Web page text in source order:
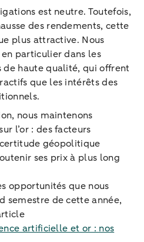
est neutre. Toutefois,
des rendements, cette
plus attractive. Nous
particulier dans les
de haute qualité, qui offrent
que les intérêts des
nous maintenons
l’or : des facteurs
géopolitique
ses prix à plus long
opportunités que nous
semestre de cette année,
artificielle et or : nos